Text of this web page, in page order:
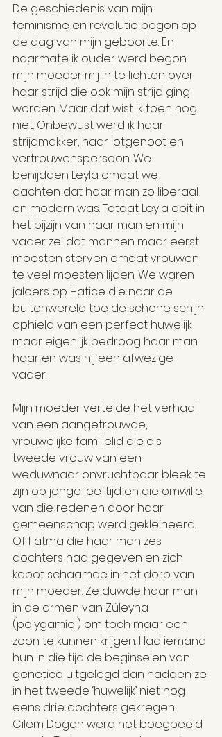
De geschiedenis van mijn
feminisme en revolutie begon op
de dag van mijn geboorte. En
naarmate ik ouder werd begon
mijn moeder mij in te lichten over
haar strijd die ook mijn strijd ging
worden. Maar dat wist ik toen nog
niet. Onbewust werd ik haar
strijdmakker, haar lotgenoot en
vertrouwenspersoon. We
benijdden Leyla omdat we
dachten dat haar man zo liberaal
en modern was. Totdat Leyla ooit in
het bijzijn van haar man en mijn
vader zei dat mannen maar eerst
moesten sterven omdat vrouwen
te veel moesten lijden. We waren
jaloers op Hatice die naar de
buitenwereld toe de schone schijn
ophield van een perfect huwelijk
maar eigenlijk bedroog haar man
haar en was hij een afwezige
vader.
Mijn moeder vertelde het verhaal
van een aangetrouwde,
vrouwelijke familielid die als
tweede vrouw van een
weduwnaar onvruchtbaar bleek te
zijn op jonge leeftijd en die omwille
van die redenen door haar
gemeenschap werd gekleineerd.
Of Fatma die haar man zes
dochters had gegeven en zich
kapot schaamde in het dorp van
mijn moeder. Ze duwde haar man
in de armen van Züleyha
(polygamie!) om toch maar een
zoon te kunnen krijgen. Had iemand
hun in die tijd de beginselen van
genetica uitgelegd dan hadden ze
in het tweede ‘huwelijk’ niet nog
eens drie dochters gekregen.
Cilem Dogan werd het boegbeeld